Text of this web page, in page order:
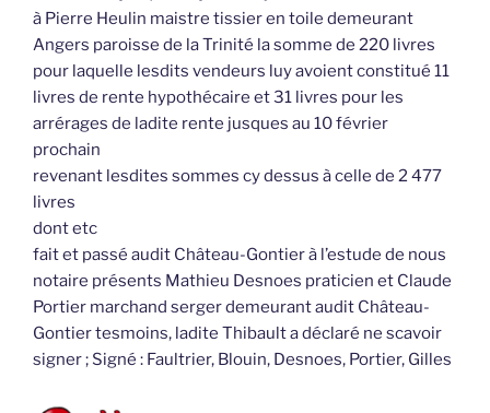
à Pierre Heulin maistre tissier en toile demeurant
Angers paroisse de la Trinité la somme de 220 livres
pour laquelle lesdits vendeurs luy avoient constitué 11
livres de rente hypothécaire et 31 livres pour les
arrérages de ladite rente jusques au 10 février
prochain
revenant lesdites sommes cy dessus à celle de 2 477
livres
dont etc
fait et passé audit Château-Gontier à l’estude de nous
notaire présents Mathieu Desnoes praticien et Claude
Portier marchand serger demeurant audit Château-
Gontier tesmoins, ladite Thibault a déclaré ne scavoir
signer ; Signé : Faultrier, Blouin, Desnoes, Portier, Gilles